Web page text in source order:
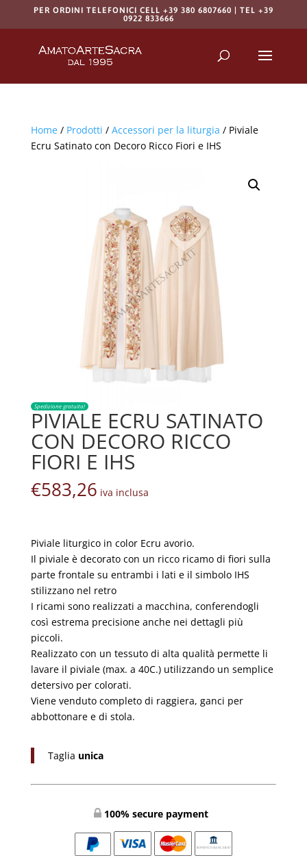
PER ORDINI TELEFONICI CELL +39 380 6807660 | TEL +39
0922 833666
Home/ Prodotti / Accessori per la liturgia / Piviale
Ecru Satinato con Decoro Ricco Fiori e IHS
Spedizione gratuita!
PIVIALE ECRU SATINATO
CON DECORO RICCO
FIORI E IHS
€583,26 iva inclusa
Piviale liturgico in color Ecru avorio.
Il piviale è decorato con un ricco ricamo di fiori sulla
parte frontale su entrambi i lati e il simbolo IHS
stilizzano nel retro
I ricami sono realizzati a macchina, conferendogli
così estrema precisione anche nei dettagli più
piccoli.
Realizzato con un tessuto di alta qualità permette li
lavare il piviale (max. a 40C.) utilizzando un semplice
detersivo per colorati.
Viene venduto completo di raggiera, ganci per
abbottonare e di stola.
Taglia unica
100% secure payment